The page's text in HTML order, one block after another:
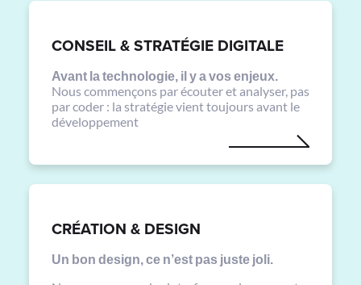
CONSEIL & STRATÉGIE DIGITALE
Avant la technologie, il y a vos enjeux.
Nous commençons par écouter et analyser, pas
par coder : la stratégie vient toujours avant le
développement
CRÉATION & DESIGN
Un bon design, ce n’est pas juste joli.